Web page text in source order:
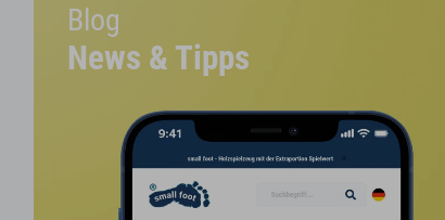
Blog
News & Tipps